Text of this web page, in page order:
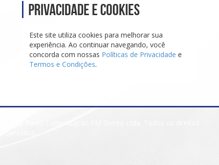
Privacidade e Cookies
Este site utiliza cookies para melhorar sua
experiência. Ao continuar navegando, você
concorda com nossas Políticas de Privacidade e
Termos e Condições.